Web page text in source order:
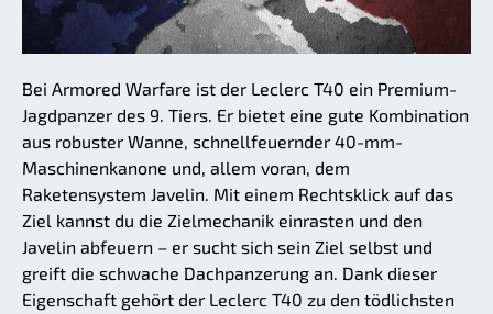
Bei Armored Warfare ist der Leclerc T40 ein Premium-
Jagdpanzer des 9. Tiers. Er bietet eine gute Kombination
aus robuster Wanne, schnellfeuernder 40-mm-
Maschinenkanone und, allem voran, dem
Raketensystem Javelin. Mit einem Rechtsklick auf das
Ziel kannst du die Zielmechanik einrasten und den
Javelin abfeuern – er sucht sich sein Ziel selbst und
greift die schwache Dachpanzerung an. Dank dieser
Eigenschaft gehört der Leclerc T40 zu den tödlichsten